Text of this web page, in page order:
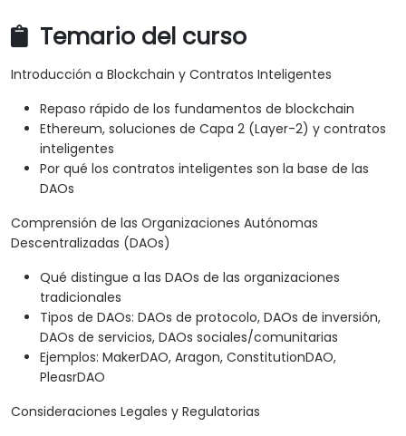
Temario del curso
Introducción a Blockchain y Contratos Inteligentes
Repaso rápido de los fundamentos de blockchain
Ethereum, soluciones de Capa 2 (Layer-2) y contratos
inteligentes
Por qué los contratos inteligentes son la base de las
DAOs
Comprensión de las Organizaciones Autónomas
Descentralizadas (DAOs)
Qué distingue a las DAOs de las organizaciones
tradicionales
Tipos de DAOs: DAOs de protocolo, DAOs de inversión,
DAOs de servicios, DAOs sociales/comunitarias
Ejemplos: MakerDAO, Aragon, ConstitutionDAO,
PleasrDAO
Consideraciones Legales y Regulatorias